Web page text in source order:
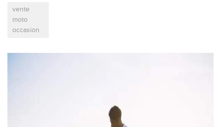
vente
moto
occasion